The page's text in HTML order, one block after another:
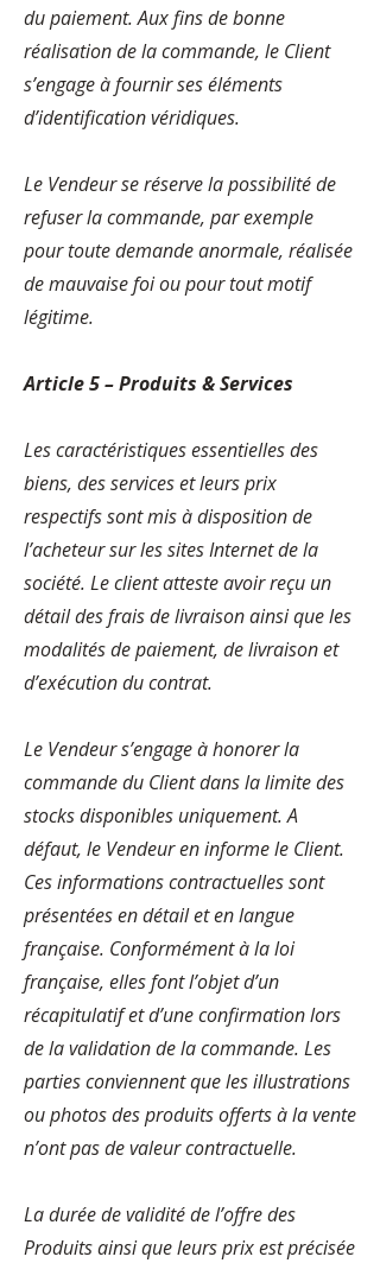
du paiement. Aux fins de bonne
réalisation de la commande, le Client
s’engage à fournir ses éléments
d’identification véridiques.
Le Vendeur se réserve la possibilité de
refuser la commande, par exemple
pour toute demande anormale, réalisée
de mauvaise foi ou pour tout motif
légitime.
Article 5 – Produits & Services
Les caractéristiques essentielles des
biens, des services et leurs prix
respectifs sont mis à disposition de
l’acheteur sur les sites Internet de la
société. Le client atteste avoir reçu un
détail des frais de livraison ainsi que les
modalités de paiement, de livraison et
d’exécution du contrat.
Le Vendeur s’engage à honorer la
commande du Client dans la limite des
stocks disponibles uniquement. A
défaut, le Vendeur en informe le Client.
Ces informations contractuelles sont
présentées en détail et en langue
française. Conformément à la loi
française, elles font l’objet d’un
récapitulatif et d’une confirmation lors
de la validation de la commande. Les
parties conviennent que les illustrations
ou photos des produits offerts à la vente
n’ont pas de valeur contractuelle.
La durée de validité de l’offre des
Produits ainsi que leurs prix est précisée